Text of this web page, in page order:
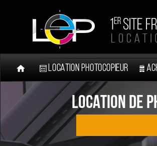
LOCATION PHOTOCOPIEUR
LOCATION DE